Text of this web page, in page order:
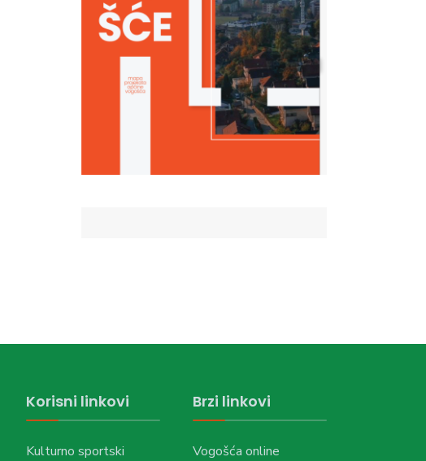
Korisni linkovi
Kulturno sportski
Brzi linkovi
Vogošća online